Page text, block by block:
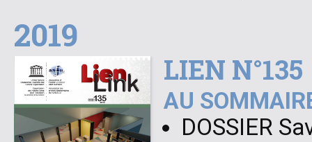
2019
LIEN N°135
AU
DOSSIER